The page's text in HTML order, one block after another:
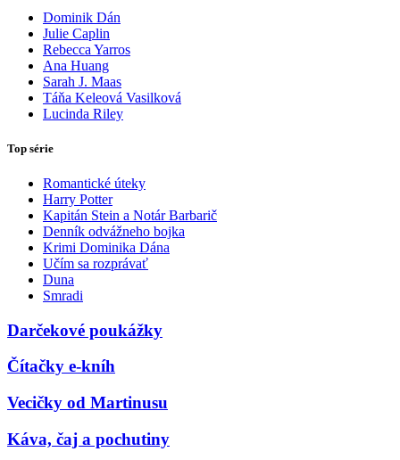
Dominik Dán
Julie Caplin
Rebecca Yarros
Ana Huang
Sarah J. Maas
Táňa Keleová Vasilková
Lucinda Riley
Top série
Romantické úteky
Harry Potter
Kapitán Stein a Notár Barbarič
Denník odvážneho bojka
Krimi Dominika Dána
Učím sa rozprávať
Duna
Smradi
Darčekové poukážky
Čítačky e-kníh
Vecičky od Martinusu
Káva, čaj a pochutiny